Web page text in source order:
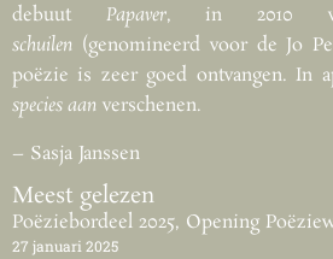
debuut Papaver, in 2010
schuilen (genomineerd voor de Jo
poëzie is zeer goed ontvangen. In
species aan verschenen.
– Sasja Janssen
Meest gelezen
Poëziebordeel 2025, Opening
27 januari 2025